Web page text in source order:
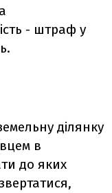
- штраф у
ділянку
в
до яких